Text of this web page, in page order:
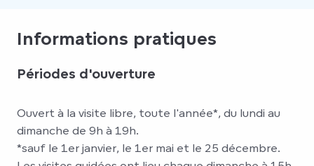
Informations pratiques
Périodes d'ouverture
Ouvert à la visite libre, toute l'année*, du lundi au
dimanche de 9h à 19h.
*sauf le 1er janvier, le 1er mai et le 25 décembre.